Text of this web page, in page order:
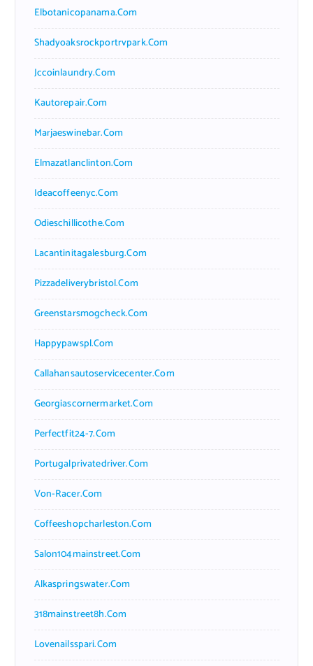
Elbotanicopanama.com
Shadyoaksrockportrvpark.com
Jccoinlaundry.com
Kautorepair.com
Marjaeswinebar.com
Elmazatlanclinton.com
Ideacoffeenyc.com
Odieschillicothe.com
Lacantinitagalesburg.com
Pizzadeliverybristol.com
Greenstarsmogcheck.com
Happypawspl.com
Callahansautoservicecenter.com
Georgiascornermarket.com
Perfectfit24-7.com
Portugalprivatedriver.com
Von-Racer.com
Coffeeshopcharleston.com
Salon104mainstreet.com
Alkaspringswater.com
318mainstreet8h.com
Lovenailsspari.com